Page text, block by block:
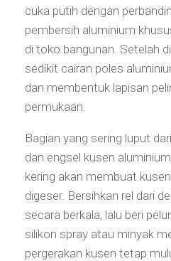
cuka putih dengan
pembersih aluminium
di toko bangunan. Setelah
sedikit cairan poles
dan membentuk lapisan
permukaan.
Bagian yang sering luput
dan engsel kusen
kering akan membuat
digeser. Bersihkan rel dari
secara berkala, lalu beri
silikon spray atau minyak
pergerakan kusen tetap